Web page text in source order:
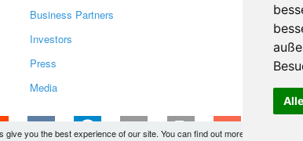
you the best experience of our site. You can find out more
Business Partners
Investors
Press
Media
Contacts
Feedback
Report A
Makis© Copyright 2026